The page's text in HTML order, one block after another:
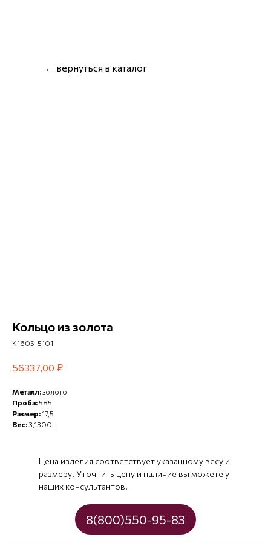
← вернуться в каталог
Кольцо из золота
К1605-5101
56337,00 ₽
Металл:золото
Проба:585
Размер:17,5
Вес:3,1300 г.
Цена изделия соответствует указанному весу и
размеру. Уточнить цену и наличие вы можете у
наших консультантов.
8(800)550-95-83